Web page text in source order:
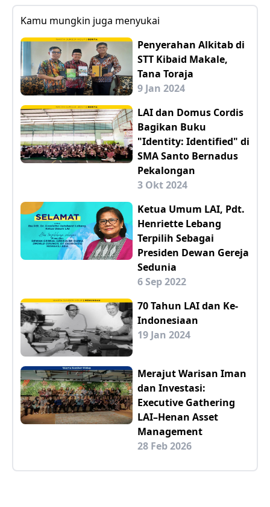
Kamu mungkin juga menyukai
Penyerahan Alkitab di
STT Kibaid Makale,
Tana Toraja
9 Jan 2024
LAI dan Domus Cordis
Bagikan Buku
"Identity: Identified" di
SMA Santo Bernadus
Pekalongan
3 Okt 2024
Ketua Umum LAI, Pdt.
Henriette Lebang
Terpilih Sebagai
Presiden Dewan Gereja
Sedunia
6 Sep 2022
70 Tahun LAI dan Ke-
Indonesiaan
19 Jan 2024
Merajut Warisan Iman
dan Investasi:
Executive Gathering
LAI–Henan Asset
Management
28 Feb 2026